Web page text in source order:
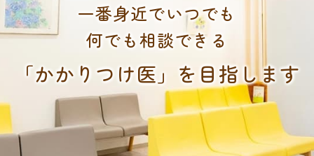
一番身近でいつでも
何でも相談できる
「かかりつけ医」を目指します